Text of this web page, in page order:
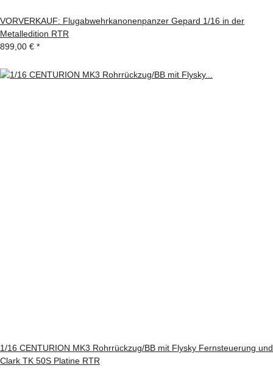
VORVERKAUF: Flugabwehrkanonenpanzer Gepard 1/16 in der
Metalledition RTR
899,00 € *
1/16 CENTURION MK3 Rohrrückzug/BB mit Flysky Fernsteuerung und
Clark TK 50S Platine RTR